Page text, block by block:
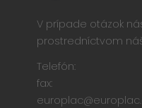
V prípade otázok
prostredníctvom
Telefón:
fax: